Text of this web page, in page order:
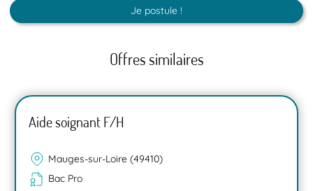
Je postule !
Offres similaires
Aide soignant F/H
Mauges-sur-Loire (49410)
Bac Pro